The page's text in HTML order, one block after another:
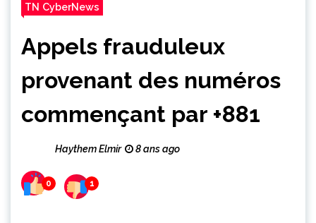
TN CyberNews
Appels frauduleux
provenant des numéros
commençant par +881
Haythem Elmir 8 ans ago
0 1